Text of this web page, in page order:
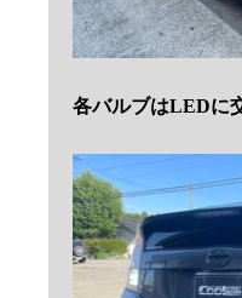
各バルブはLEDに